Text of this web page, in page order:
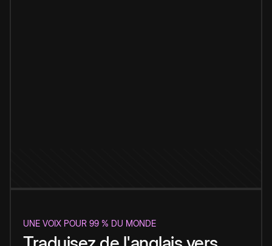
UNE VOIX POUR 99 % DU MONDE